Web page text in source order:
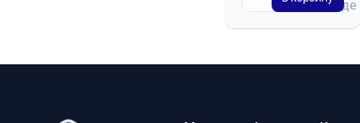
на складе